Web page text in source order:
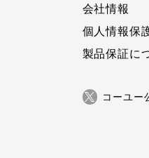
会社情報
個人情報保
製品保証に
コーユー